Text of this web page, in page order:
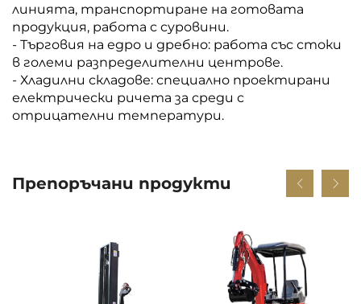
линията, транспортиране на готовата
продукция, работа с суровини.
- Търговия на едро и дребно: работа със стоки
в големи разпределителни центрове.
- Хладилни складове: специално проектирани
електрически ричета за среди с
отрицателни температури.
Препоръчани продукти